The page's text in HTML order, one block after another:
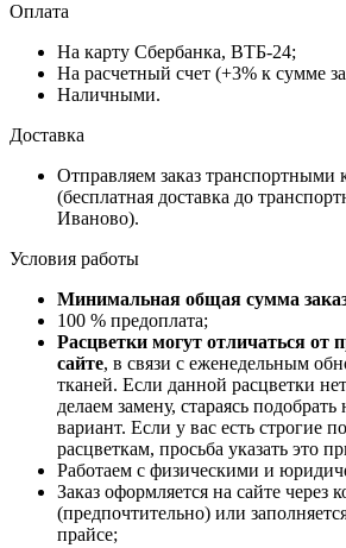
Оплата
На карту Сбербанка, ВТБ-24;
На расчетный счет (+3% к сумме
Наличными.
Доставка
Отправляем заказ транспортными
(бесплатная доставка до
Иваново).
Условия работы
Минимальная общая сумма
100 % предоплата;
Расцветки могут отличаться от
сайте, в связи с еженедельным
тканей. Если данной расцветки
делаем замену, стараясь
вариант. Если у вас есть строгие
расцветкам, просьба указать это
Работаем с физическими и
Заказ оформляется на сайте через
(предпочтительно) или
прайсе;